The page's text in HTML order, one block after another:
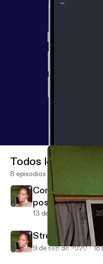
What is Anxiety
Todos los episodios
8 episodios
post COVID-19
13 de nov de 2020
Stress and
9 de sep de 2020 18